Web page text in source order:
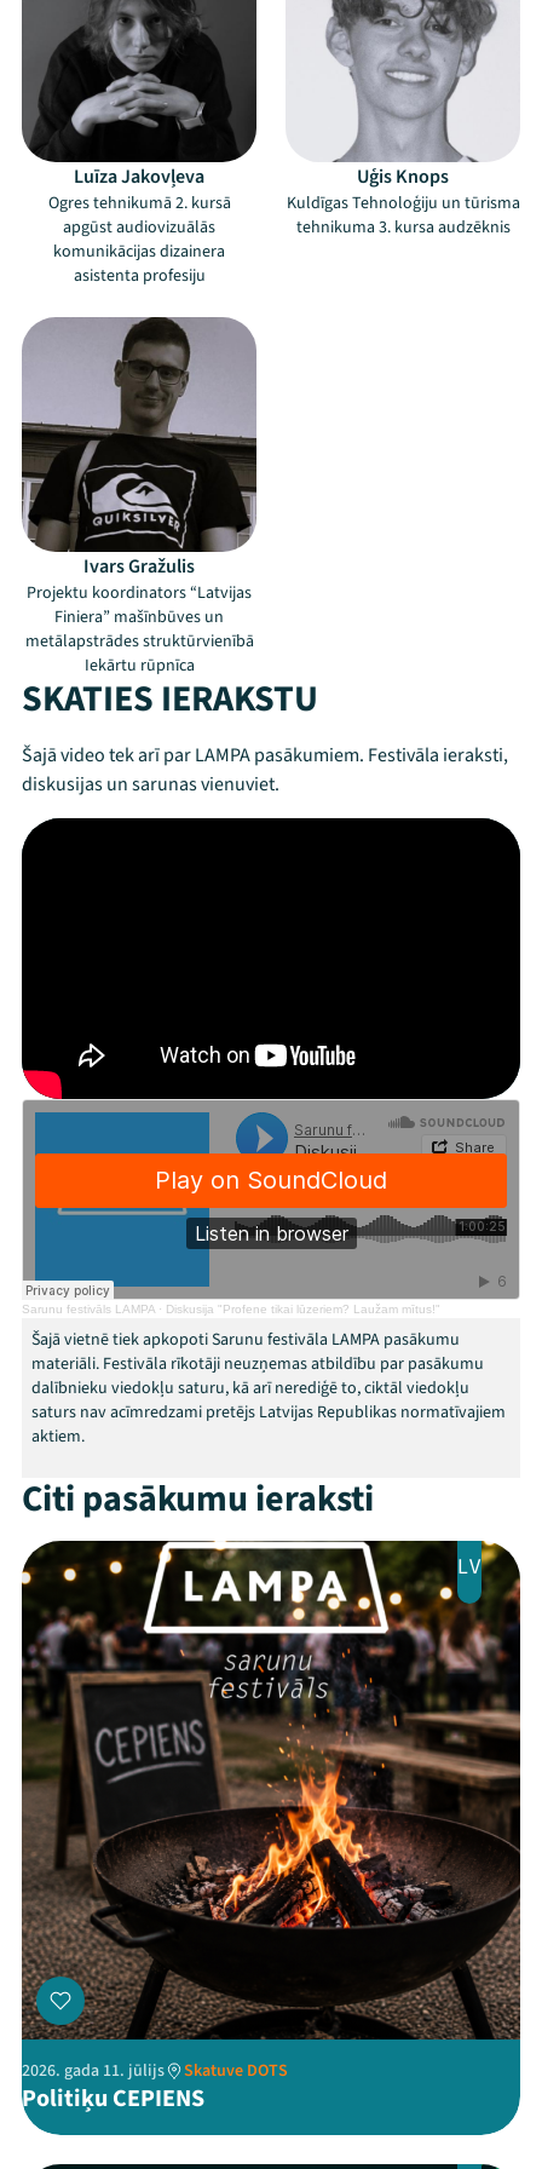
Mana programma
Festivāls
Jaunumi
Ziedo
Veikals
Kontakti
ThreadsFacebookYoutube
X Instagram
Luīza Jakovļeva
Ogres tehnikumā 2. kursā
apgūst audiovizuālās
komunikācijas dizainera
asistenta profesiju
Uģis Knops
Kuldīgas Tehnoloģiju un tūrisma
tehnikuma 3. kursa audzēknis
Ivars Gražulis
Projektu koordinators “Latvijas
Finiera” mašīnbūves un
metālapstrādes struktūrvienībā
Iekārtu rūpnīca
SKATIES IERAKSTU
Šajā video tek arī par LAMPA pasākumiem. Festivāla ieraksti,
diskusijas un sarunas vienuviet.
Sarunu festivāls LAMPA · Diskusija "Profene tikai lūzeriem? Laužam mītus!"
Šajā vietnē tiek apkopoti Sarunu festivāla LAMPA pasākumu
materiāli. Festivāla rīkotāji neuzņemas atbildību par pasākumu
dalībnieku viedokļu saturu, kā arī nerediģē to, ciktāl viedokļu
saturs nav acīmredzami pretējs Latvijas Republikas normatīvajiem
aktiem.
Citi pasākumu ieraksti
LV
2026. gada 11. jūlijs Skatuve DOTS
Politiķu CEPIENS